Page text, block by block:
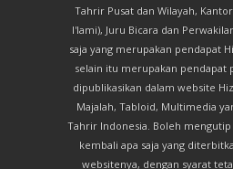
Tahrir Pusat dan Wilayah,
I'lami), Juru Bicara dan
saja yang merupakan pendapat
selain itu merupakan pendapat
dipublikasikan dalam website
Majalah, Tabloid, Multimedia
Tahrir Indonesia. Boleh
kembali apa saja yang
websitenya, dengan syarat